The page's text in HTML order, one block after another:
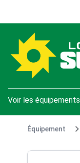
Voir les équipements
Équipement